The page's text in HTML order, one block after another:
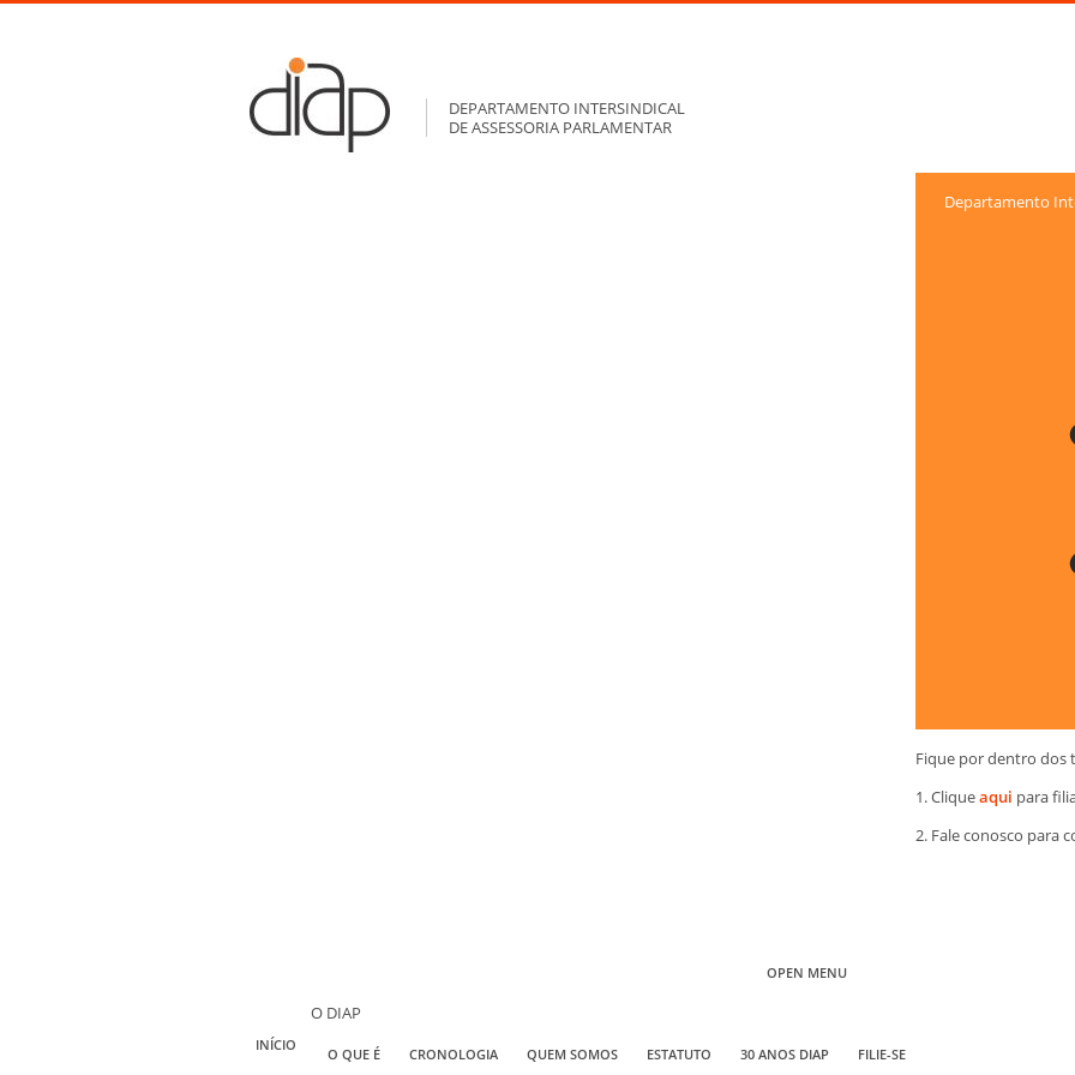
DEPARTAMENTO INTERSINDICAL
DE ASSESSORIA PARLAMENTAR
Departamento
Fique por dentro dos
1. Cliqueaqui para
2. Fale conosco para
OPEN MENU
INÍCIO
O DIAP
O QUE É CRONOLOGIA QUEM SOMOS ESTATUTO 30 ANOS DIAP FILIE-SE